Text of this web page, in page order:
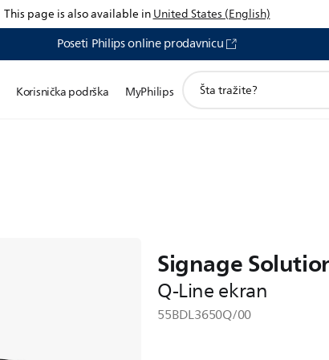
This page is also available inUnited States (English)
Poseti Philips online prodavnicu
Korisnička podrška MyPhilips
претрага
иконе
Signage
Q-Line ekran
55BDL3650Q/00